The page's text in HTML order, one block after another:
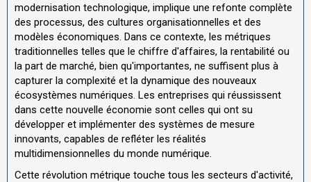
modernisation technologique, implique une refonte complète
des processus, des cultures organisationnelles et des
modèles économiques. Dans ce contexte, les métriques
traditionnelles telles que le chiffre d'affaires, la rentabilité ou
la part de marché, bien qu'importantes, ne suffisent plus à
capturer la complexité et la dynamique des nouveaux
écosystèmes numériques. Les entreprises qui réussissent
dans cette nouvelle économie sont celles qui ont su
développer et implémenter des systèmes de mesure
innovants, capables de refléter les réalités
multidimensionnelles du monde numérique.
Cette révolution métrique touche tous les secteurs d'activité,